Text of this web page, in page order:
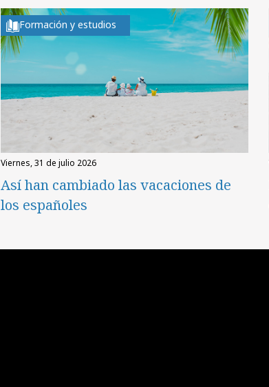
Formación y estudios
viernes, 31 de julio 2026
Así han cambiado las vacaciones de
los españoles